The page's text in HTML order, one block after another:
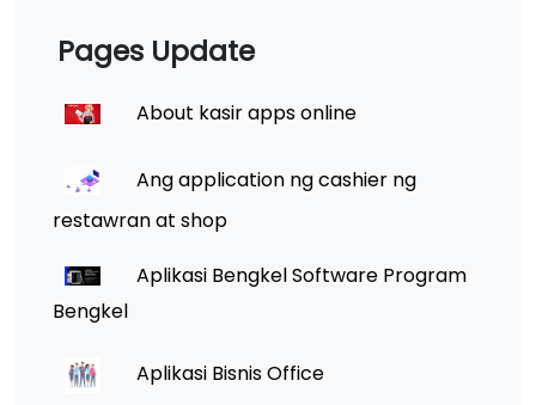
Pages Update
About kasir apps online
Ang application ng cashier ng
restawran at shop
Aplikasi Bengkel Software Program
Bengkel
Aplikasi Bisnis Office